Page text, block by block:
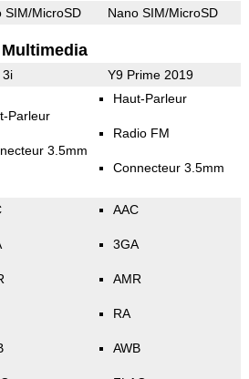
SIM/MicroSD Nano SIM/MicroSD
Multimedia
3i Y9 Prime 2019
Parleur
3.5mm
Haut-Parleur
Radio FM
Connecteur 3.5mm
AAC
3GA
AMR
RA
AWB